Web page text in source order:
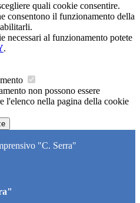
quali cookie consentire.
consentono il funzionamento della
necessari al funzionamento potete
.
non possono essere
l'elenco nella pagina della cookie
"C. Serra"